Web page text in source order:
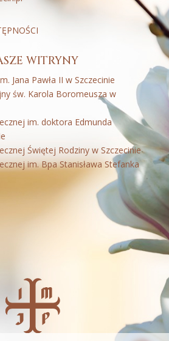
WITRYNY
Jana Pawła II w Szczecinie
św. Karola Boromeusza w
im. doktora Edmunda
Świętej Rodziny w Szczecinie
im. Bpa Stanisława Stefanka